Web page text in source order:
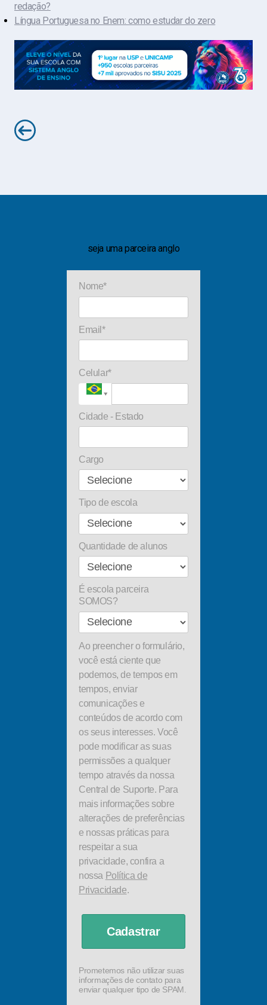
redação?
Língua Portuguesa no Enem: como estudar do zero
seja uma parceira anglo
Nome*
Email*
Celular*
Cidade - Estado
Cargo
Tipo de escola
Quantidade de alunos
É escola parceira
SOMOS?
Ao preencher o formulário,
você está ciente que
podemos, de tempos em
tempos, enviar
comunicações e
conteúdos de acordo com
os seus interesses. Você
pode modificar as suas
permissões a qualquer
tempo através da nossa
Central de Suporte. Para
mais informações sobre
alterações de preferências
e nossas práticas para
respeitar a sua
privacidade, confira a
nossa Política de
Privacidade.
Cadastrar
Prometemos não utilizar suas
informações de contato para
enviar qualquer tipo de SPAM.